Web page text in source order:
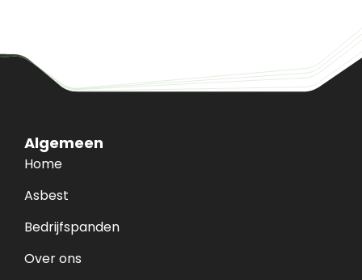
Algemeen
Home
Asbest
Bedrijfspanden
Over ons